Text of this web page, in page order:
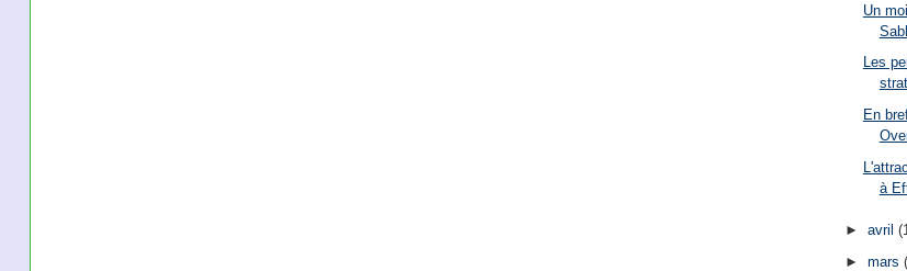
Un
Les
En
à
► avril
► mars